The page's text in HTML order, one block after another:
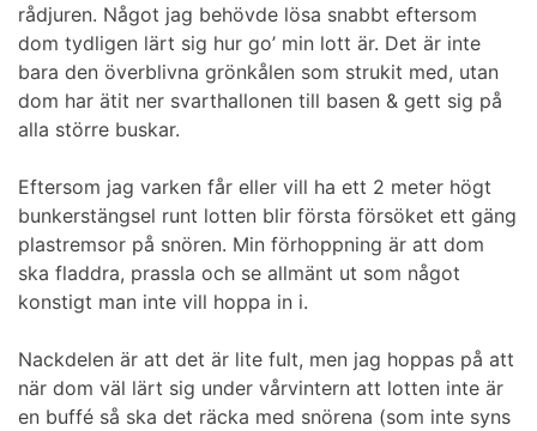
rådjuren. Något jag behövde lösa snabbt eftersom
dom tydligen lärt sig hur go’ min lott är. Det är inte
bara den överblivna grönkålen som strukit med, utan
dom har ätit ner svarthallonen till basen & gett sig på
alla större buskar.
Eftersom jag varken får eller vill ha ett 2 meter högt
bunkerstängsel runt lotten blir första försöket ett gäng
plastremsor på snören. Min förhoppning är att dom
ska fladdra, prassla och se allmänt ut som något
konstigt man inte vill hoppa in i.
Nackdelen är att det är lite fult, men jag hoppas på att
när dom väl lärt sig under vårvintern att lotten inte är
en buffé så ska det räcka med snörena (som inte syns